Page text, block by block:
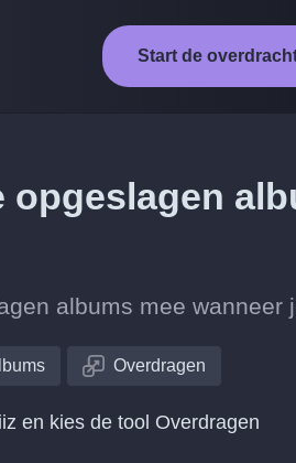
Start de
opgeslagen
albums mee wanneer
Overdragen
en kies de tool Overdragen